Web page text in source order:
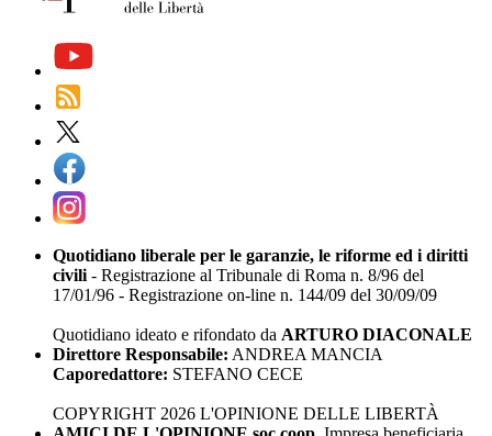
Quotidiano liberale per le garanzie, le riforme ed i diritti
civili - Registrazione al Tribunale di Roma n. 8/96 del
17/01/96 - Registrazione on-line n. 144/09 del 30/09/09
Quotidiano ideato e rifondato da ARTURO DIACONALE
Direttore Responsabile: ANDREA MANCIA
Caporedattore: STEFANO CECE
COPYRIGHT 2026 L'OPINIONE DELLE LIBERTÀ